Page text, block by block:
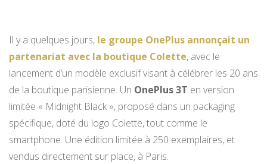
Il y a quelques jours, le groupe OnePlus annonçait un
partenariat avec la boutique Colette, avec le
lancement d’un modèle exclusif visant à célébrer les 20 ans
de la boutique parisienne. Un OnePlus 3T en version
limitée « Midnight Black », proposé dans un packaging
spécifique, doté du logo Colette, tout comme le
smartphone. Une édition limitée à 250 exemplaires, et
vendus directement sur place, à Paris.